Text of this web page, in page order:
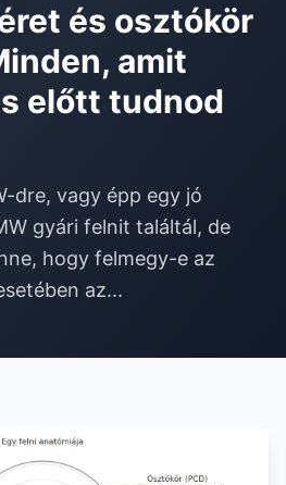
és osztókör
amit
előtt tudnod
dre, vagy épp egy jó
gyári felnit találtál, de
hogy felmegy-e az
az...